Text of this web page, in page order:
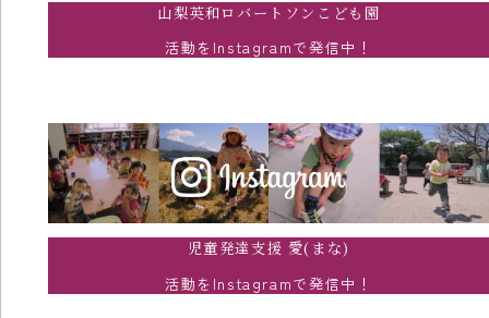
山梨英和ロバートソンこども園
活動をInstagramで発信中！
児童発達支援 愛(まな)
活動をInstagramで発信中！